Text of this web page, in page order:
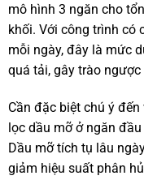
mô hình 3 ngăn cho
khối. Với công trình có
mỗi ngày, đây là mức
quá tải, gây trào
Cần đặc biệt chú ý
lọc dầu mỡ ở ngăn
Dầu mỡ tích tụ lâu
giảm hiệu suất phân